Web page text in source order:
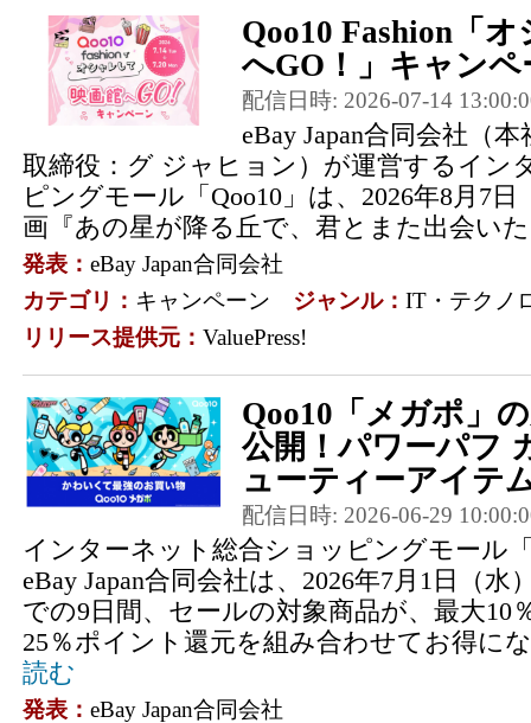
Qoo10 Fashion「
へGO！」キャンペ
配信日時: 2026-07-14
eBay Japan合同会社（
取締役：グ ジャヒョン）が運営するイン
ピングモール「Qoo10」は、2026年8月7
画『あの星が降る丘で、君とまた出会い
発表： eBay Japan合同会社
カテゴリ： キャンペーン ジャンル： IT・テクノ
リリース提供元： ValuePress!
Qoo10「メガポ」
公開！パワーパフ
ューティーアイテ
配信日時: 2026-06-29
インターネット総合ショッピングモール
eBay Japan合同会社は、2026年7月1日（水
での9日間、セールの対象商品が、最大10
25％ポイント還元を組み合わせてお得に
読む
発表： eBay Japan合同会社